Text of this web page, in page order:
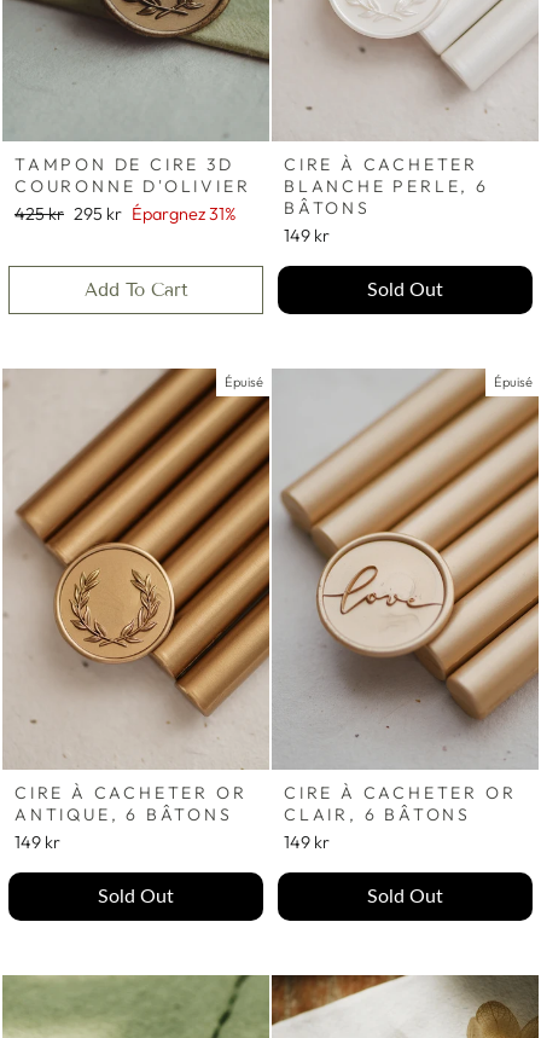
TAMPON DE CIRE 3D
COURONNE D'OLIVIER
Prix
425 kr Prix
295 kr Épargnez 31%
Add To Cart
CIRE À CACHETER
BLANCHE PERLE, 6
BÂTONS
149 kr
Sold Out
Épuisé
CIRE À CACHETER OR
ANTIQUE, 6 BÂTONS
149 kr
Sold Out
Épuisé
CIRE À CACHETER OR
CLAIR, 6 BÂTONS
149 kr
Sold Out